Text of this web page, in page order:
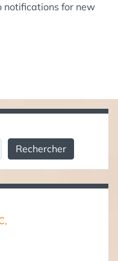
notifications for new
Rechercher